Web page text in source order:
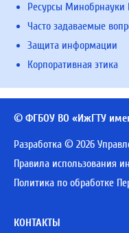
Ресурсы Минобрнауки
Часто задаваемые
Защита информации
Корпоративная этика
© ФГБОУ ВО «ИжГТУ
Разработка © 2026
Правила использования
Политика по обработке
КОНТАКТЫ